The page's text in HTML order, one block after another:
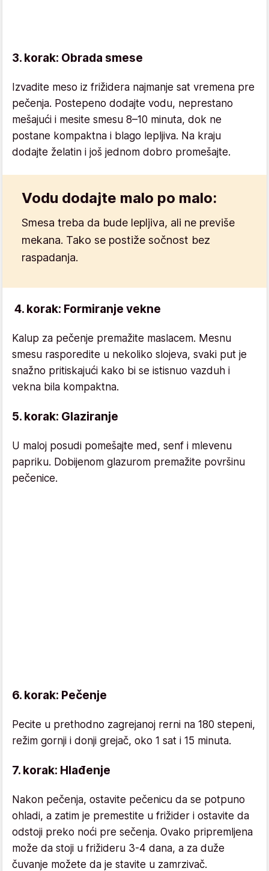
3. korak: Obrada smese
Izvadite meso iz frižidera najmanje sat vremena pre
pečenja. Postepeno dodajte vodu, neprestano
mešajući i mesite smesu 8–10 minuta, dok ne
postane kompaktna i blago lepljiva. Na kraju
dodajte želatin i još jednom dobro promešajte.
Vodu dodajte malo po malo:
Smesa treba da bude lepljiva, ali ne previše
mekana. Tako se postiže sočnost bez
raspadanja.
4. korak: Formiranje vekne
Kalup za pečenje premažite maslacem. Mesnu
smesu rasporedite u nekoliko slojeva, svaki put je
snažno pritiskajući kako bi se istisnuo vazduh i
vekna bila kompaktna.
5. korak: Glaziranje
U maloj posudi pomešajte med, senf i mlevenu
papriku. Dobijenom glazurom premažite površinu
pečenice.
6. korak: Pečenje
Pecite u prethodno zagrejanoj rerni na 180 stepeni,
režim gornji i donji grejač, oko 1 sat i 15 minuta.
7. korak: Hlađenje
Nakon pečenja, ostavite pečenicu da se potpuno
ohladi, a zatim je premestite u frižider i ostavite da
odstoji preko noći pre sečenja. Ovako pripremljena
može da stoji u frižideru 3-4 dana, a za duže
čuvanje možete da je stavite u zamrzivač.